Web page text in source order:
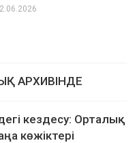
АРХИВІНДЕ
кездесу: Орталық
көжіктері